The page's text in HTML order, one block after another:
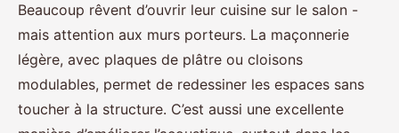
Beaucoup rêvent d’ouvrir leur cuisine sur le salon -
mais attention aux murs porteurs. La maçonnerie
légère, avec plaques de plâtre ou cloisons
modulables, permet de redessiner les espaces sans
toucher à la structure. C’est aussi une excellente